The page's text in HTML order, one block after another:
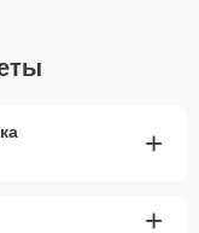
течение минуты для
ремонт.
+
+